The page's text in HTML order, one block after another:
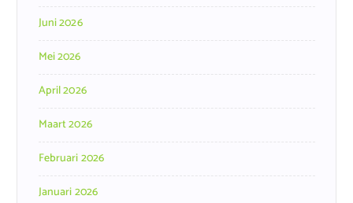
Juni 2026
Mei 2026
April 2026
Maart 2026
Februari 2026
Januari 2026